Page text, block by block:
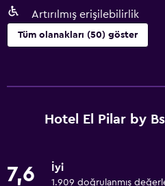
Artırılmış erişilebilirlik
Tüm olanakları (50) göster
Ücretsiz WiFi
Havlu
Hotel El Pilar by
7,6 İyi
1.909 doğrulanmış